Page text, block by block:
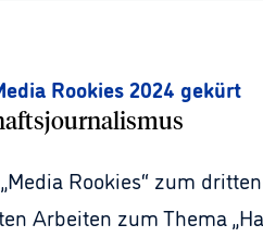
Rookies 2024 gekürt
Rookies“ zum
Arbeiten zum Thema